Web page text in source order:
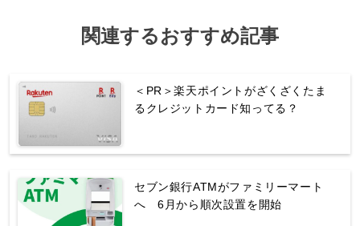
関連するおすすめ記事
＜PR＞楽天ポイントがざくざくたま
るクレジットカード知ってる？
セブン銀行ATMがファミリーマート
へ 6月から順次設置を開始